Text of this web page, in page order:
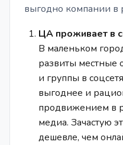
выгодно компании в
ЦА проживает в
В маленьком
развиты
и группы в
выгоднее и
продвижением в
медиа. Зачастую
дешевле, чем